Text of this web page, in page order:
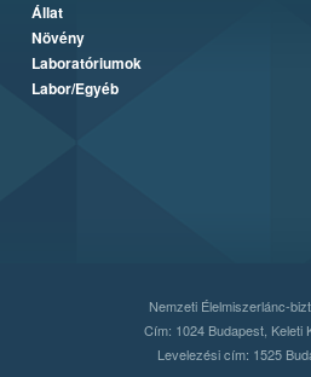
Állat
Növény
Laboratóriumok
Labor/Egyéb
Nemzeti Élelmiszerlánc-
Cím: 1024 Budapest, Keleti
Levelezési cím: 1525